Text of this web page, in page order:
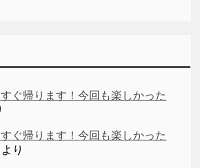
ぐ帰ります！今回も楽しかった
ぐ帰ります！今回も楽しかった
より